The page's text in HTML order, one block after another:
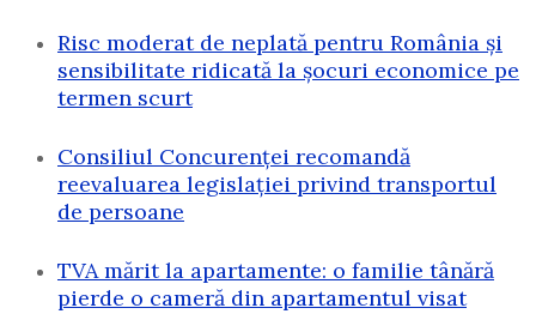
Risc moderat de neplată pentru România și
sensibilitate ridicată la șocuri economice pe
termen scurt
Consiliul Concurenței recomandă
reevaluarea legislației privind transportul
de persoane
TVA mărit la apartamente: o familie tânără
pierde o cameră din apartamentul visat